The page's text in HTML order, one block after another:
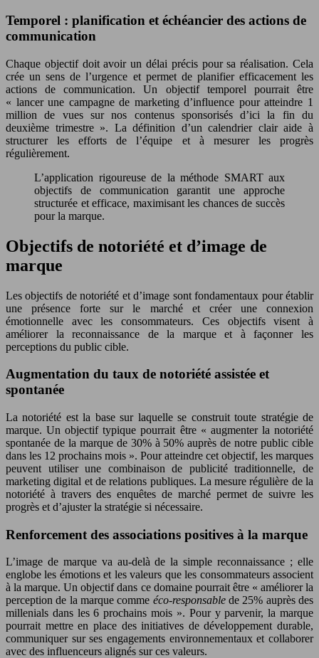
Temporel : planification et échéancier des actions de
communication
Chaque objectif doit avoir un délai précis pour sa réalisation. Cela
crée un sens de l’urgence et permet de planifier efficacement les
actions de communication. Un objectif temporel pourrait être
« lancer une campagne de marketing d’influence pour atteindre 1
million de vues sur nos contenus sponsorisés d’ici la fin du
deuxième trimestre ». La définition d’un calendrier clair aide à
structurer les efforts de l’équipe et à mesurer les progrès
régulièrement.
L’application rigoureuse de la méthode SMART aux
objectifs de communication garantit une approche
structurée et efficace, maximisant les chances de succès
pour la marque.
Objectifs de notoriété et d’image de
marque
Les objectifs de notoriété et d’image sont fondamentaux pour établir
une présence forte sur le marché et créer une connexion
émotionnelle avec les consommateurs. Ces objectifs visent à
améliorer la reconnaissance de la marque et à façonner les
perceptions du public cible.
Augmentation du taux de notoriété assistée et
spontanée
La notoriété est la base sur laquelle se construit toute stratégie de
marque. Un objectif typique pourrait être « augmenter la notoriété
spontanée de la marque de 30% à 50% auprès de notre public cible
dans les 12 prochains mois ». Pour atteindre cet objectif, les marques
peuvent utiliser une combinaison de publicité traditionnelle, de
marketing digital et de relations publiques. La mesure régulière de la
notoriété à travers des enquêtes de marché permet de suivre les
progrès et d’ajuster la stratégie si nécessaire.
Renforcement des associations positives à la marque
L’image de marque va au-delà de la simple reconnaissance ; elle
englobe les émotions et les valeurs que les consommateurs associent
à la marque. Un objectif dans ce domaine pourrait être « améliorer la
perception de la marque comme éco-responsablede 25% auprès des
millenials dans les 6 prochains mois ». Pour y parvenir, la marque
pourrait mettre en place des initiatives de développement durable,
communiquer sur ses engagements environnementaux et collaborer
avec des influenceurs alignés sur ces valeurs.